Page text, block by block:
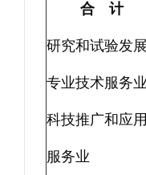
合 计
研究和试验发展
专业技术服务业
科技推广和应用
服务业